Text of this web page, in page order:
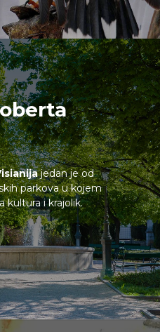
jedan je od
parkova u kojem
kultura i krajolik.